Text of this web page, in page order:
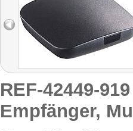
REF-42449-
Empfänger,